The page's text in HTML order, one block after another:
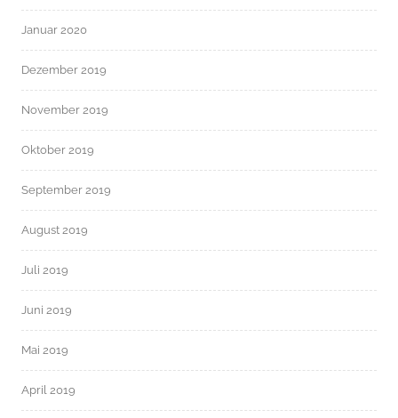
Januar 2020
Dezember 2019
November 2019
Oktober 2019
September 2019
August 2019
Juli 2019
Juni 2019
Mai 2019
April 2019